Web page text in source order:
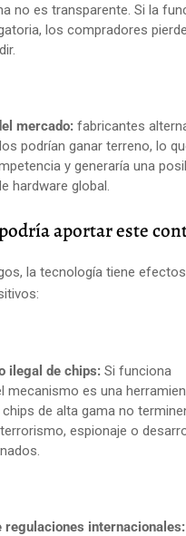
no es transparente. Si la
los compradores
mercado: fabricantes
podrían ganar terreno, lo
y generaría una
hardware global.
aportar este
la tecnología tiene efectos
ilegal de chips: Si funciona
mecanismo es una
de alta gama no
espionaje o
regulaciones internacionales: